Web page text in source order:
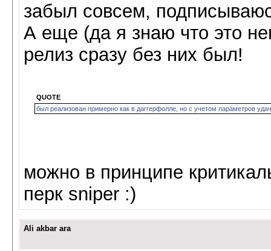
забыл совсем,
А еще (да я знаю что это
релиз сразу без них был!
QUOTE
был реализован примерно как в даггерфолле, но с учетом параметров
можно в принципе
перк sniper :)
Ali akbar ara